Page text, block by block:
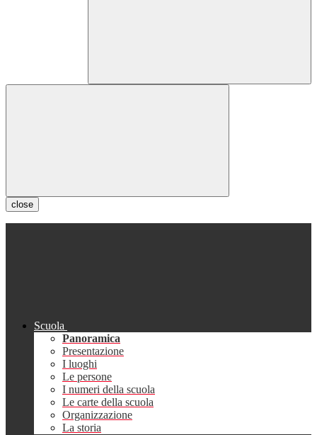
close
Scuola
Panoramica
Presentazione
I luoghi
Le persone
I numeri della scuola
Le carte della scuola
Organizzazione
La storia